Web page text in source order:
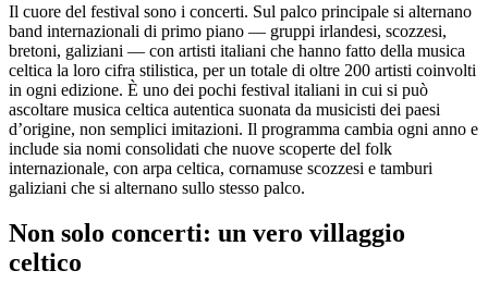
Il cuore del festival sono i concerti. Sul palco principale si alternano
band internazionali di primo piano — gruppi irlandesi, scozzesi,
bretoni, galiziani — con artisti italiani che hanno fatto della musica
celtica la loro cifra stilistica, per un totale di oltre 200 artisti coinvolti
in ogni edizione. È uno dei pochi festival italiani in cui si può
ascoltare musica celtica autentica suonata da musicisti dei paesi
d’origine, non semplici imitazioni. Il programma cambia ogni anno e
include sia nomi consolidati che nuove scoperte del folk
internazionale, con arpa celtica, cornamuse scozzesi e tamburi
galiziani che si alternano sullo stesso palco.
Non solo concerti: un vero villaggio
celtico